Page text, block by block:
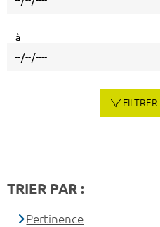
à
TRIER PAR :
Pertinence